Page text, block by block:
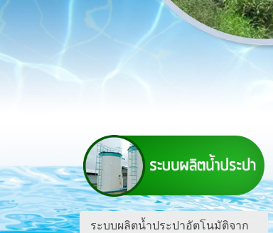
ระบบผลิตน้ำประปาอัตโนมัติจาก